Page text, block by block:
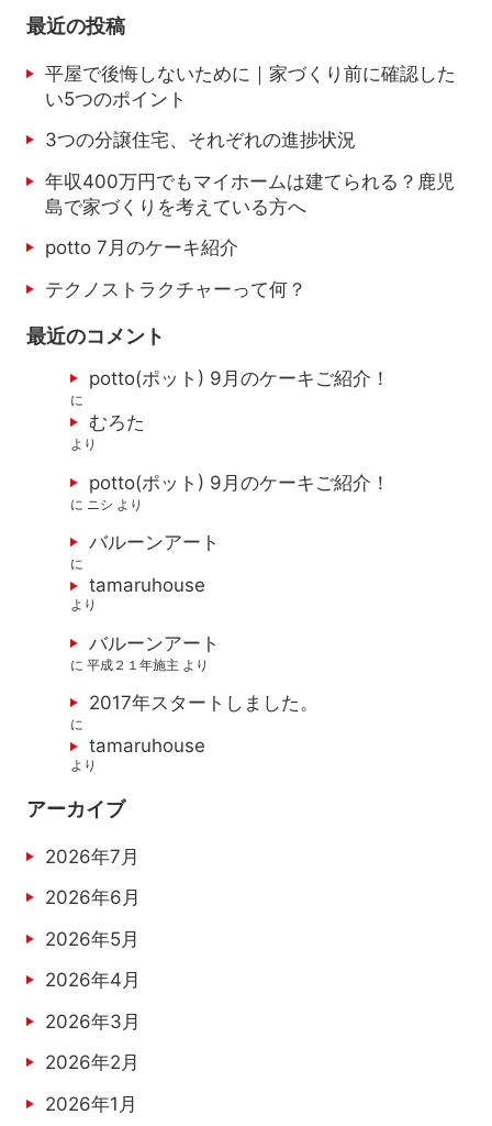
最近の投稿
平屋で後悔しないために｜家づくり前に確認した
い5つのポイント
3つの分譲住宅、それぞれの進捗状況
年収400万円でもマイホームは建てられる？鹿児
島で家づくりを考えている方へ
potto 7月のケーキ紹介
テクノストラクチャーって何？
最近のコメント
potto(ポット) 9月のケーキご紹介！
に
むろた
より
potto(ポット) 9月のケーキご紹介！
に ニシ より
バルーンアート
に
tamaruhouse
より
バルーンアート
に平成２１年施主 より
2017年スタートしました。
に
tamaruhouse
より
アーカイブ
2026年7月
2026年6月
2026年5月
2026年4月
2026年3月
2026年2月
2026年1月